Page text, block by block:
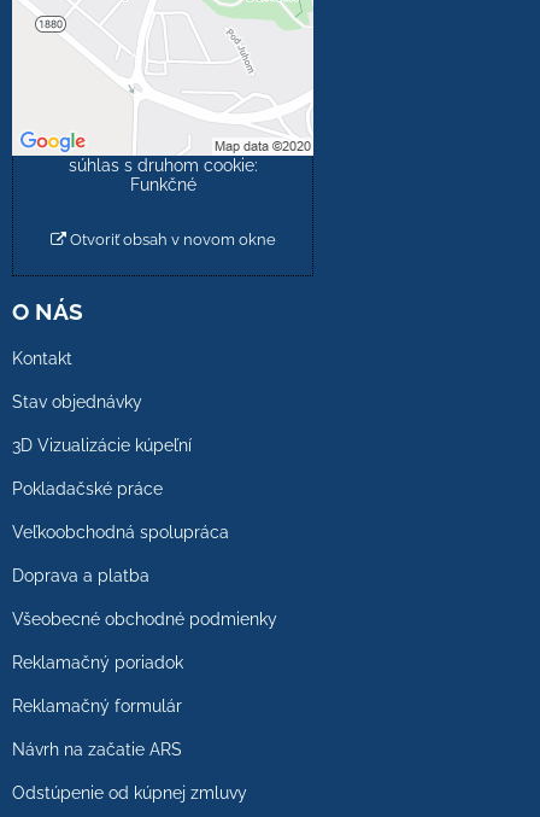
Prajete si načítať externý
obsah?
Povoliť tentokrát
Povoliť a zapamätať -
súhlas s druhom cookie:
Funkčné
Otvoriť obsah v novom okne
O NÁS
Kontakt
Stav objednávky
3D Vizualizácie kúpeľní
Pokladačské práce
Veľkoobchodná spolupráca
Doprava a platba
Všeobecné obchodné podmienky
Reklamačný poriadok
Reklamačný formulár
Návrh na začatie ARS
Odstúpenie od kúpnej zmluvy